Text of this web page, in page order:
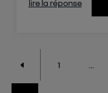
lire la réponse
1